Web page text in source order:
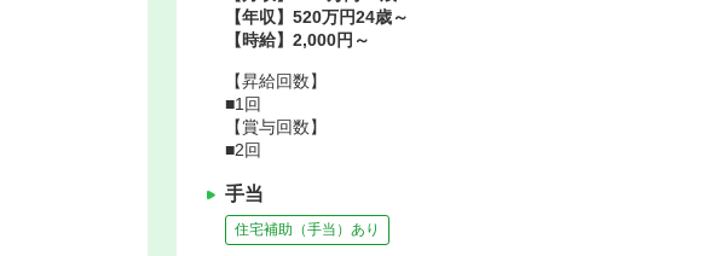
【年収】520万円24歳～
【時給】2,000円～
【昇給回数】
■1回
【賞与回数】
■2回
手当
住宅補助（手当）あり